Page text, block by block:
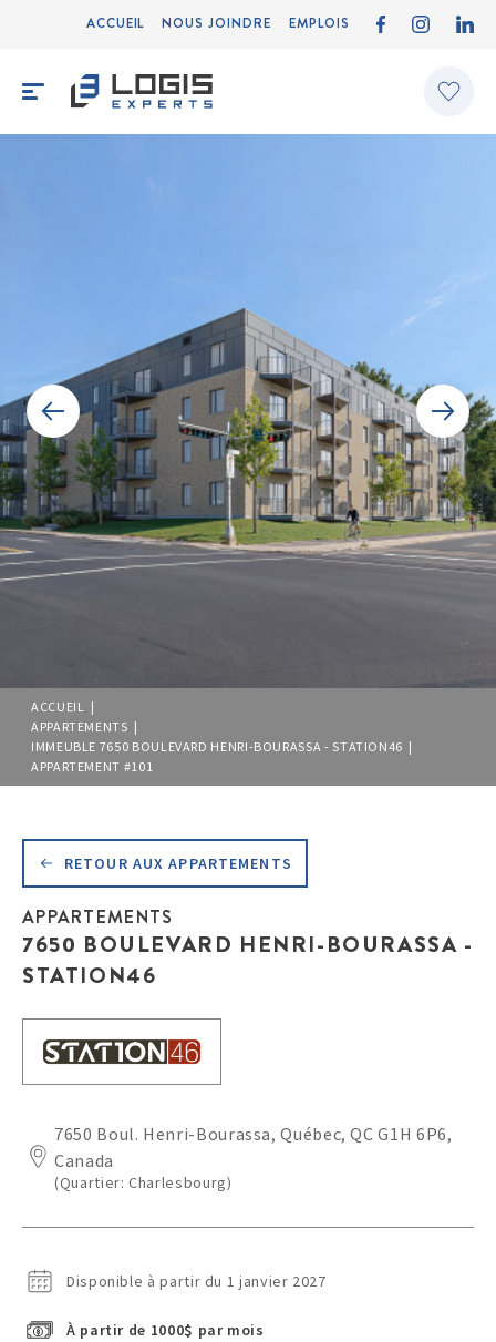
ACCUEIL NOUS JOINDRE EMPLOIS
ACCUEIL |
APPARTEMENTS |
IMMEUBLE 7650 BOULEVARD HENRI-BOURASSA - STATION46 |
APPARTEMENT #101
APPARTEMENTS
7650 BOULEVARD HENRI-BOURASSA -
STATION46
RETOUR AUX APPARTEMENTS
7650 Boul. Henri-Bourassa, Québec, QC G1H 6P6,
Canada
(Quartier: Charlesbourg)
Disponible à partir du 1 janvier 2027
À partir de 1000$ par mois